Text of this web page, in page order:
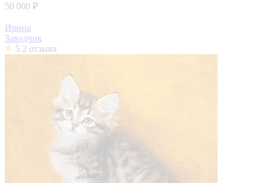
50 000 ₽
Ирина
Заводчик
5 2 отзыва